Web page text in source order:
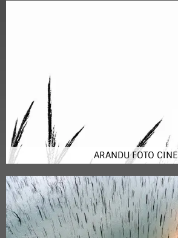
ARANDU FOTO CINE